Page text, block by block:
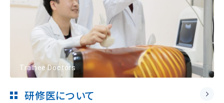
Trainee Doctors
研修医について